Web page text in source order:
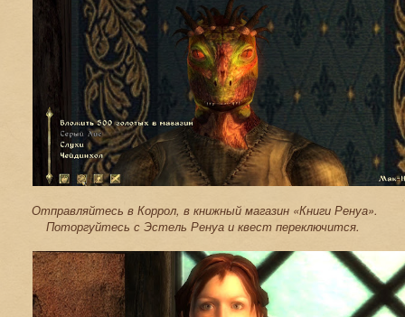
Отправляйтесь в Коррол, в книжный магазин «Книги Ренуа».
Поторгуйтесь с Эстель Ренуа и квест переключится.